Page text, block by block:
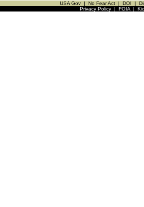
USA Gov | No Fear Act | DOI |
Privacy Policy| FOIA|